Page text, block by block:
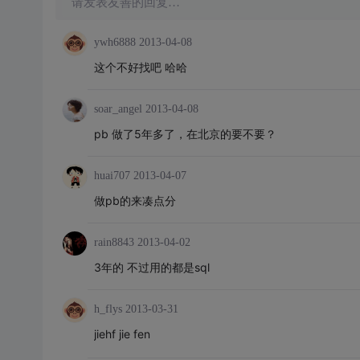
ywh6888 2013-04-08
这个不好找吧 哈哈
soar_angel 2013-04-08
pb 做了5年多了，在北京的要不要？
huai707 2013-04-07
做pb的来凑点分
rain8843 2013-04-02
3年的 不过用的都是sql
h_flys 2013-03-31
jiehf jie fen